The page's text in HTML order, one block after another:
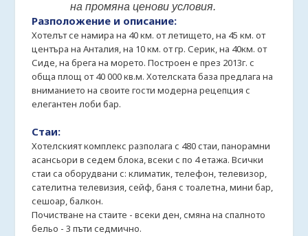
на промяна ценови условия.
Разположение и описание:
Хотелът се намира на 40 км. от летището, на 45 км. от
центъра на Анталия, на 10 км. от гр. Серик, на 40км. от
Сиде, на брега на морето. Построен е през 2013г. с
обща площ от 40 000 кв.м. Хотелската база предлага на
вниманието на своите гости модерна рецепция с
елегантен лоби бар.
Стаи:
Хотелският комплекс разполага с 480 стаи, панорамни
асансьори в седем блока, всеки с по 4 етажа. Всички
стаи са оборудвани с: климатик, телефон, телевизор,
сателитна телевизия, сейф, баня с тоалетна, мини бар,
сешоар, балкон.
Почистване на стаите - всеки ден, смяна на спалното
бельо - 3 пъти седмично.